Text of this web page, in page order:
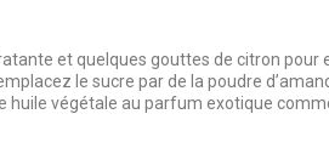
et quelques gouttes de citron pour
le sucre par de la poudre
huile végétale au parfum exotique